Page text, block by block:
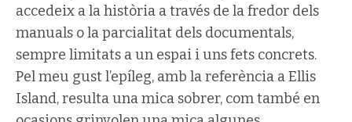
accedeix a la història a través de la fredor dels
manuals o la parcialitat dels documentals,
sempre limitats a un espai i uns fets concrets.
Pel meu gust l’epíleg, amb la referència a Ellis
Island, resulta una mica sobrer, com també en